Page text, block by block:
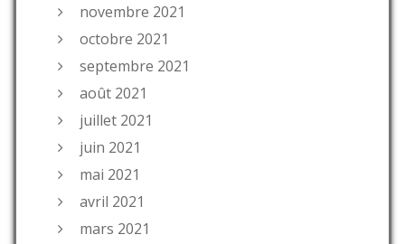
novembre 2021
octobre 2021
septembre 2021
août 2021
juillet 2021
juin 2021
mai 2021
avril 2021
mars 2021